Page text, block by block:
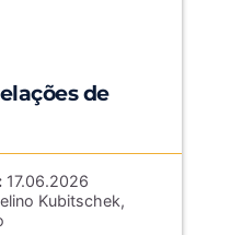
de
17.06.2026
Kubitschek,